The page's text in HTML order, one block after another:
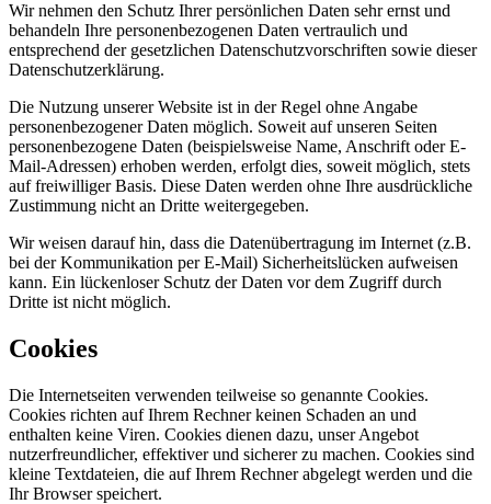
Wir nehmen den Schutz Ihrer persönlichen Daten sehr ernst und
behandeln Ihre personenbezogenen Daten vertraulich und
entsprechend der gesetzlichen Datenschutzvorschriften sowie dieser
Datenschutzerklärung.
Die Nutzung unserer Website ist in der Regel ohne Angabe
personenbezogener Daten möglich. Soweit auf unseren Seiten
personenbezogene Daten (beispielsweise Name, Anschrift oder E-
Mail-Adressen) erhoben werden, erfolgt dies, soweit möglich, stets
auf freiwilliger Basis. Diese Daten werden ohne Ihre ausdrückliche
Zustimmung nicht an Dritte weitergegeben.
Wir weisen darauf hin, dass die Datenübertragung im Internet (z.B.
bei der Kommunikation per E-Mail) Sicherheitslücken aufweisen
kann. Ein lückenloser Schutz der Daten vor dem Zugriff durch
Dritte ist nicht möglich.
Cookies
Die Internetseiten verwenden teilweise so genannte Cookies.
Cookies richten auf Ihrem Rechner keinen Schaden an und
enthalten keine Viren. Cookies dienen dazu, unser Angebot
nutzerfreundlicher, effektiver und sicherer zu machen. Cookies sind
kleine Textdateien, die auf Ihrem Rechner abgelegt werden und die
Ihr Browser speichert.